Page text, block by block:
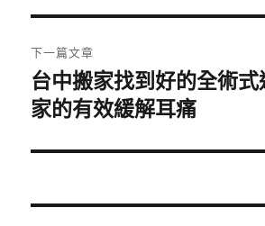
覽
文
章:
下一篇文章
下
一
文
台中搬家找到好的全術
家的有效緩解耳痛